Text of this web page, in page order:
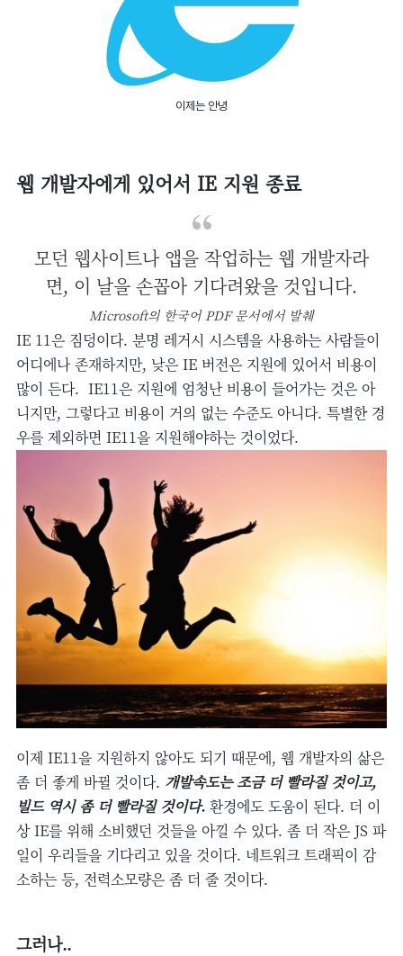
이제는 안녕
웹 개발자에게 있어서 IE 지원 종료
모던 웹사이트나 앱을 작업하는 웹 개발자라
면, 이 날을 손꼽아 기다려왔을 것입니다.
Microsoft의 한국어 PDF 문서에서 발췌
IE 11은 짐덩이다. 분명 레거시 시스템을 사용하는 사람들이
어디에나 존재하지만, 낮은 IE 버전은 지원에 있어서 비용이
많이 든다. IE11은 지원에 엄청난 비용이 들어가는 것은 아
니지만, 그렇다고 비용이 거의 없는 수준도 아니다. 특별한 경
우를 제외하면 IE11을 지원해야하는 것이었다.
이제 IE11을 지원하지 않아도 되기 때문에, 웹 개발자의 삶은
좀 더 좋게 바뀔 것이다. 개발속도는 조금 더 빨라질 것이고,
빌드 역시 좀 더 빨라질 것이다. 환경에도 도움이 된다. 더 이
상 IE를 위해 소비했던 것들을 아낄 수 있다. 좀 더 작은 JS 파
일이 우리들을 기다리고 있을 것이다. 네트워크 트래픽이 감
소하는 등, 전력소모량은 좀 더 줄 것이다.
그러나..